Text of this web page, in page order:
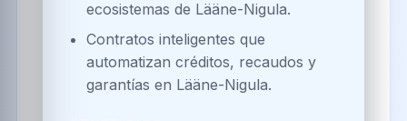
ecosistemas de Lääne-Nigula.
Contratos inteligentes que
automatizan créditos, recaudos y
garantías en Lääne-Nigula.